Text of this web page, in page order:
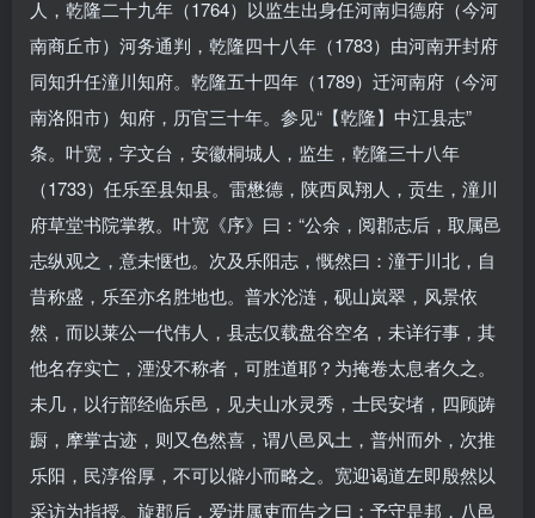
人，乾隆二十九年（1764）以监生出身任河南归德府（今河
南商丘市）河务通判，乾隆四十八年（1783）由河南开封府
同知升任潼川知府。乾隆五十四年（1789）迁河南府（今河
南洛阳市）知府，历官三十年。参见“【乾隆】中江县志”
条。叶宽，字文台，安徽桐城人，监生，乾隆三十八年
（1733）任乐至县知县。雷懋德，陕西凤翔人，贡生，潼川
府草堂书院掌教。叶宽《序》曰：“公余，阅郡志后，取属邑
志纵观之，意未惬也。次及乐阳志，慨然曰：潼于川北，自
昔称盛，乐至亦名胜地也。普水沦涟，砚山岚翠，风景依
然，而以莱公一代伟人，县志仅载盘谷空名，未详行事，其
他名存实亡，湮没不称者，可胜道耶？为掩卷太息者久之。
未几，以行部经临乐邑，见夫山水灵秀，士民安堵，四顾踌
蹰，摩掌古迹，则又色然喜，谓八邑风土，普州而外，次推
乐阳，民淳俗厚，不可以僻小而略之。宽迎谒道左即殷然以
采访为指授。旋郡后，爱进属吏而告之曰：予守是邦，八邑